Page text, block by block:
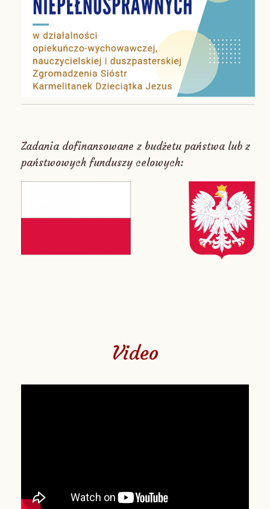
Zadania dofinansowane z budżetu państwa lub z
państwowych funduszy celowych:
Video